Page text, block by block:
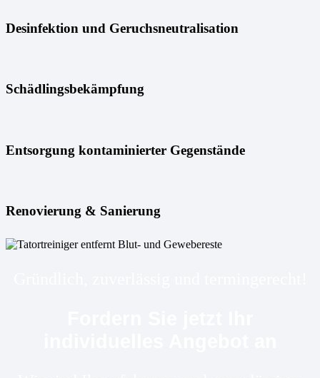
Desinfektion und Geruchsneutralisation
Schädlingsbekämpfung
Entsorgung kontaminierter Gegenstände
Renovierung & Sanierung